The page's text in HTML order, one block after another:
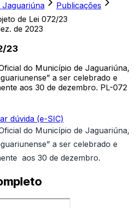
Jaguariúna
Publicações
de Lei 072/23
de 2023
23
do Município de Jaguariúna,
a ser celebrado e
aos 30 de dezembro. PL-072
dúvida (e-SIC)
do Município de Jaguariúna,
a ser celebrado e
aos 30 de dezembro.